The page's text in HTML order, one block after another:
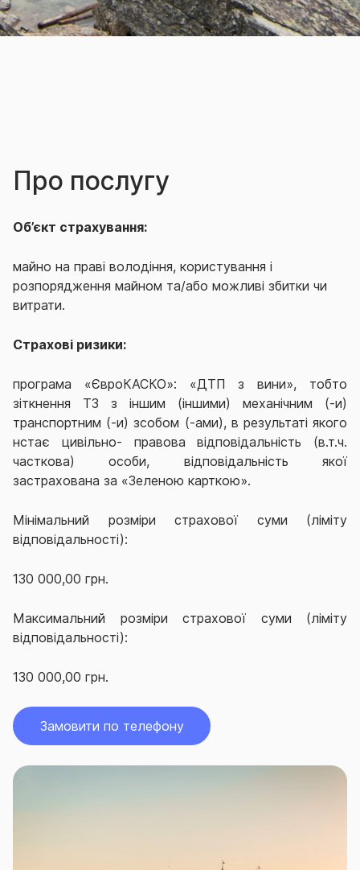
Про послугу
Об’єкт страхування:
майно на праві володіння, користування і
розпорядження майном та/або можливі збитки чи
витрати.
Страхові ризики:
програма «ЄвроКАСКО»: «ДТПз вини», тобто
зіткнення ТЗ з іншим (іншими) механічним (-и)
транспортним (-и) зсобом (-ами), в результаті якого
нстає цивільно- правова відповідальність (в.т.ч.
часткова) особи, відповідальність якої
застрахована за «Зеленою карткою».
Мінімальний розміри страхової суми (ліміту
відповідальності):
130 000,00 грн.
Максимальний розміри страхової суми (ліміту
відповідальності):
130 000,00 грн.
Замовити по телефону